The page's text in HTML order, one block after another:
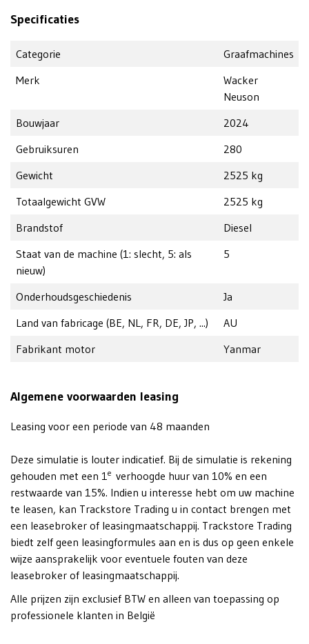
Specificaties
Categorie
Graafmachines
Merk
Wacker
Neuson
Bouwjaar
2024
Gebruiksuren
280
Gewicht
2525 kg
Totaalgewicht GVW
2525 kg
Brandstof
Diesel
Staat van de machine (1: slecht, 5: als
nieuw)
5
Onderhoudsgeschiedenis
Ja
Land van fabricage (BE, NL, FR, DE, JP, ...)
AU
Fabrikant motor
Yanmar
Algemene voorwaarden leasing
Leasing voor een periode van 48 maanden
Deze simulatie is louter indicatief. Bij de simulatie is rekening
gehouden met een 1e verhoogde huur van 10% en een
restwaarde van 15%. Indien u interesse hebt om uw machine
te leasen, kan Trackstore Trading u in contact brengen met
een leasebroker of leasingmaatschappij. Trackstore Trading
biedt zelf geen leasingformules aan en is dus op geen enkele
wijze aansprakelijk voor eventuele fouten van deze
leasebroker of leasingmaatschappij.
Alle prijzen zijn exclusief BTW en alleen van toepassing op
professionele klanten in België